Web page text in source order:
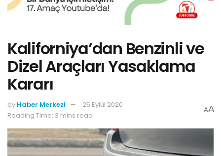
Kaliforniya’dan Benzinli ve
Dizel Araçları Yasaklama
Kararı
by Haber Merkezi
25 Eylül 2020
Reading Time: 3 mins read
AA